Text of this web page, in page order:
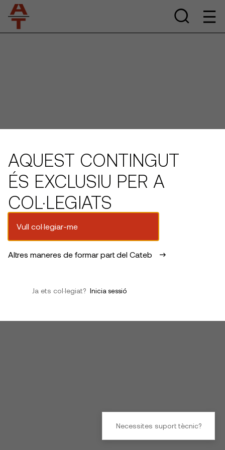
AQUEST CONTINGUT
ÉS EXCLUSIU PER A
COL·LEGIATS
Vull col·legiar-me
Altres maneres de formar part del Cateb
Ja ets col·legiat? Inicia sessió
Necessites suport tècnic?